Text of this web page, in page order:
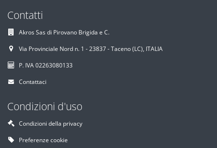
Contatti
Akros Sas di Pirovano Brigida e C.
Via Provinciale Nord n. 1 - 23837 - Taceno (LC), ITALIA
P. IVA 02263080133
Contattaci
Condizioni d'uso
Condizioni della privacy
Preferenze cookie